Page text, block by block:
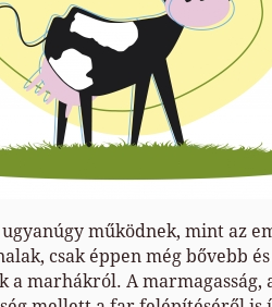
működnek, mint az
csak éppen még bővebb
a marhákról. A marmagasság,